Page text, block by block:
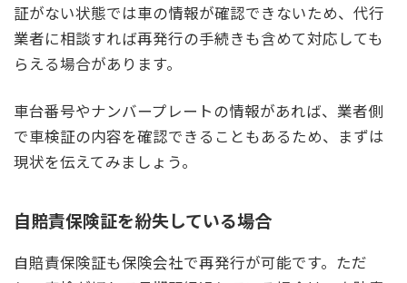
証がない状態では車の情報が確認できないため、代行
業者に相談すれば再発行の手続きも含めて対応しても
らえる場合があります。
車台番号やナンバープレートの情報があれば、業者側
で車検証の内容を確認できることもあるため、まずは
現状を伝えてみましょう。
自賠責保険証を紛失している場合
自賠責保険証も保険会社で再発行が可能です。ただ